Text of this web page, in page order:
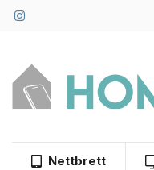
Nettbrett